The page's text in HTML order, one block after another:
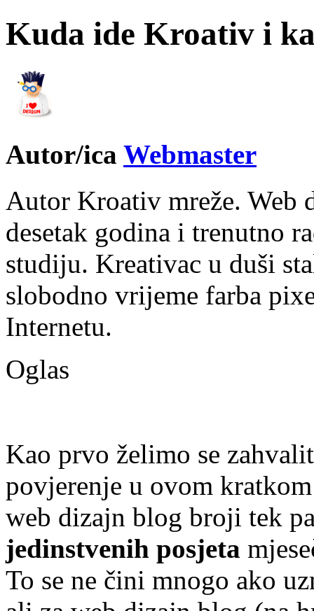
Kuda ide Kroativ i
Autor/ica Webmaster
Autor Kroativ mreže. Web
desetak godina i trenutno
studiju. Kreativac u duši
slobodno vrijeme farba
Internetu.
Oglas
Kao prvo želimo se
povjerenje u ovom
web dizajn blog broji tek
jedinstvenih posjeta
To se ne čini mnogo ako